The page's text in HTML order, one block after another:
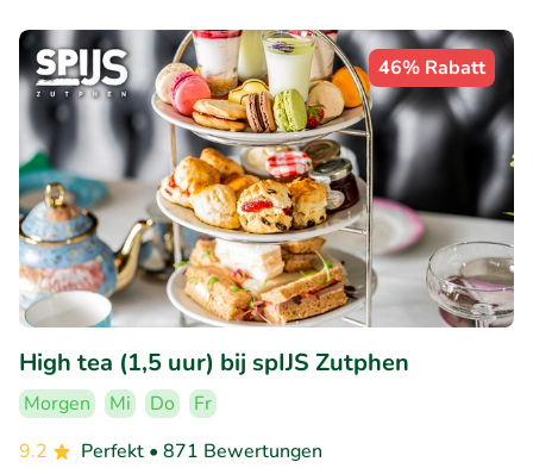
46% Rabatt
High tea (1,5 uur) bij spIJS Zutphen
Morgen Mi Do
Fr
9.2
Perfekt • 871 Bewertungen